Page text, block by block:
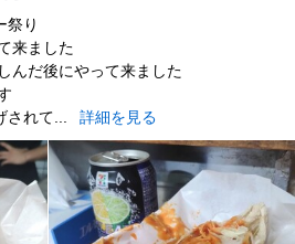
祭り
来ました
んだ後にやって来ました
されて...
詳細を見る